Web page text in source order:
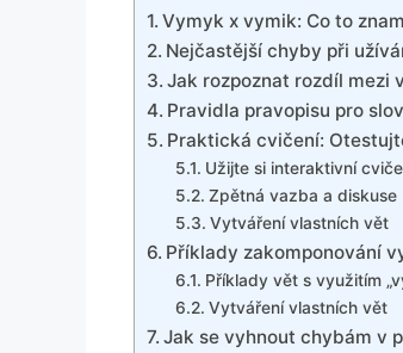
Vymyk x vymik: Co to
Nejčastější chyby při
Jak rozpoznat rozdíl mezi
Pravidla pravopisu pro
Praktická cvičení:
Užijte si interaktivní
Zpětná vazba a diskuse
Vytváření vlastních vět
Příklady zakomponování
Příklady vět s využitím
Vytváření vlastních vět
Jak se vyhnout chybám v